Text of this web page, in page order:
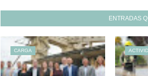
ENTRADAS
CARGA